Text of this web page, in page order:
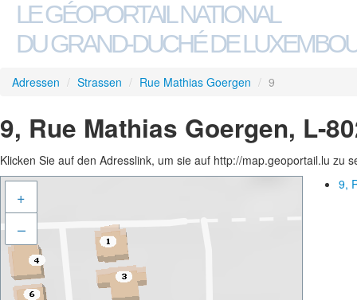
LE GÉOPORTAIL NATIONAL
DU GRAND-DUCHÉ DE
Adressen / Strassen / Rue Mathias Goergen / 9
9, Rue Mathias Goergen, L-
Klicken Sie auf den Adresslink, um sie auf http://map.geoportail.lu zu
+
–
9,